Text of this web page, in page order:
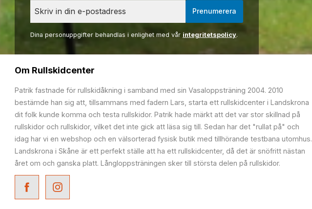
Prenumerera
Dina personuppgifter behandlas i enlighet med vår integritetspolicy.
Om Rullskidcenter
Patrik fastnade för rullskidåkning i samband med sin Vasaloppsträning 2004. 2010
bestämde han sig att, tillsammans med fadern Lars, starta ett rullskidcenter i Landskrona
dit folk kunde komma och testa rullskidor. Patrik hade märkt att det var stor skillnad på
rullskidor och rullskidor, vilket det inte gick att läsa sig till. Sedan har det "rullat på" och
idag har vi en webshop och en välsorterad fysisk butik med tillhörande testbana utomhus.
Landskrona i Skåne är ett perfekt ställe att ha ett rullskidcenter, då det är snöfritt nästan
året om och ganska platt. Långloppsträningen sker till största delen på rullskidor.